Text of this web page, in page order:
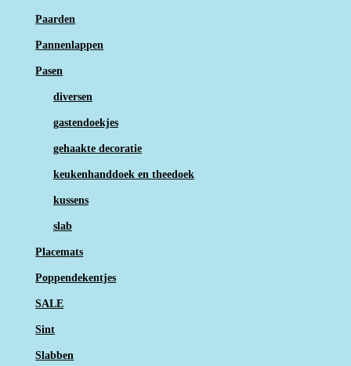
Paarden
Pannenlappen
Pasen
diversen
gastendoekjes
gehaakte decoratie
keukenhanddoek en theedoek
kussens
slab
Placemats
Poppendekentjes
SALE
Sint
Slabben